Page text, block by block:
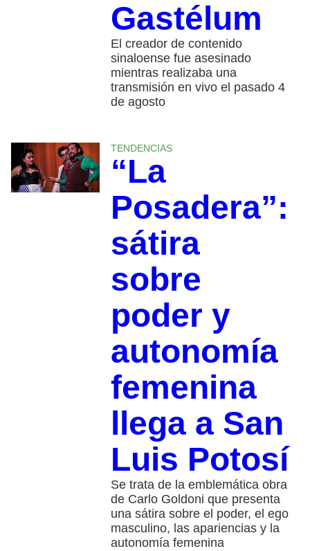
Gastélum
El creador de contenido
sinaloense fue asesinado
mientras realizaba una
transmisión en vivo el pasado 4
de agosto
TENDENCIAS
“La
Posadera”:
sátira
sobre
poder y
autonomía
femenina
llega a San
Luis Potosí
Se trata de la emblemática obra
de Carlo Goldoni que presenta
una sátira sobre el poder, el ego
masculino, las apariencias y la
autonomía femenina